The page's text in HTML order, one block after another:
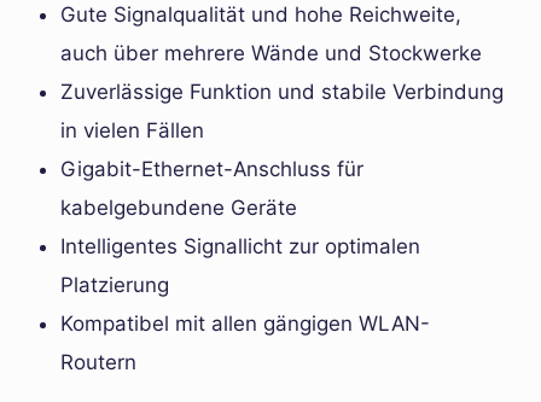
Gute Signalqualität und hohe Reichweite,
auch über mehrere Wände und Stockwerke
Zuverlässige Funktion und stabile Verbindung
in vielen Fällen
Gigabit-Ethernet-Anschluss für
kabelgebundene Geräte
Intelligentes Signallicht zur optimalen
Platzierung
Kompatibel mit allen gängigen WLAN-
Routern